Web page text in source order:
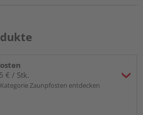
€ / Stk.
Zaunpfosten entdecken